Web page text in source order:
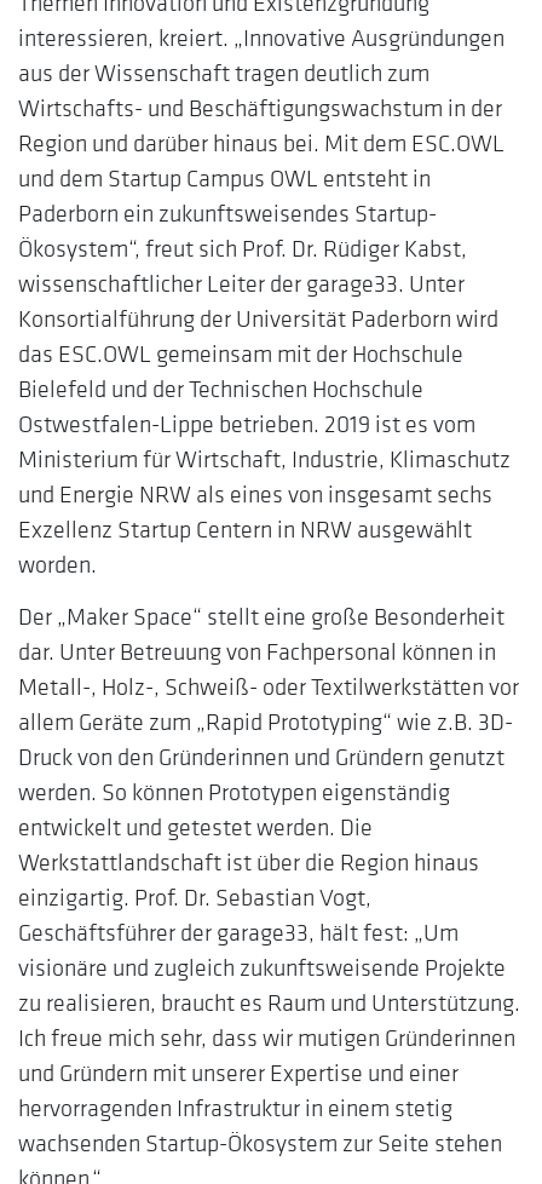
interessieren, kreiert. „Innovative Ausgründungen
aus der Wissenschaft tragen deutlich zum
Wirtschafts- und Beschäftigungswachstum in der
Region und darüber hinaus bei. Mit dem ESC.OWL
und dem Startup Campus OWL entsteht in
Paderborn ein zukunftsweisendes Startup-
Ökosystem“, freut sich Prof. Dr. Rüdiger Kabst,
wissenschaftlicher Leiter der garage33. Unter
Konsortialführung der Universität Paderborn wird
das ESC.OWL gemeinsam mit der Hochschule
Bielefeld und der Technischen Hochschule
Ostwestfalen-Lippe betrieben. 2019 ist es vom
Ministerium für Wirtschaft, Industrie, Klimaschutz
und Energie NRW als eines von insgesamt sechs
Exzellenz Startup Centern in NRW ausgewählt
worden.
Der „Maker Space“ stellt eine große Besonderheit
dar. Unter Betreuung von Fachpersonal können in
Metall-, Holz-, Schweiß- oder Textilwerkstätten vor
allem Geräte zum „Rapid Prototyping“ wie z.B. 3D-
Druck von den Gründerinnen und Gründern genutzt
werden. So können Prototypen eigenständig
entwickelt und getestet werden. Die
Werkstattlandschaft ist über die Region hinaus
einzigartig. Prof. Dr. Sebastian Vogt,
Geschäftsführer der garage33, hält fest: „Um
visionäre und zugleich zukunftsweisende Projekte
zu realisieren, braucht es Raum und Unterstützung.
Ich freue mich sehr, dass wir mutigen Gründerinnen
und Gründern mit unserer Expertise und einer
hervorragenden Infrastruktur in einem stetig
wachsenden Startup-Ökosystem zur Seite stehen
können.“